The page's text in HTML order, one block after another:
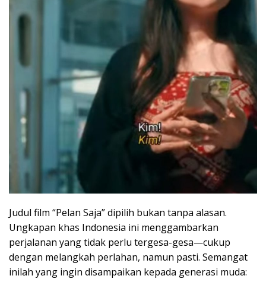
Judul film “Pelan Saja” dipilih bukan tanpa alasan.
Ungkapan khas Indonesia ini menggambarkan
perjalanan yang tidak perlu tergesa-gesa—cukup
dengan melangkah perlahan, namun pasti. Semangat
inilah yang ingin disampaikan kepada generasi muda: